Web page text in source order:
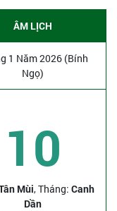
ÂM LỊCH
1 Năm 2026 (Bính
Ngọ)
10
Mùi, Tháng: Canh
Dần